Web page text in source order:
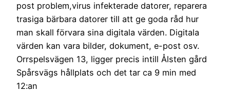
post problem,virus infekterade datorer, reparera
trasiga bärbara datorer till att ge goda råd hur
man skall förvara sina digitala värden. Digitala
värden kan vara bilder, dokument, e-post osv.
Orrspelsvägen 13, ligger precis intill Ålsten gård
Spårsvägs hållplats och det tar ca 9 min med
12:an